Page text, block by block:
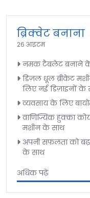
ब्रिक्वेट बनाना
26 आइटम
नमक टैबलेट बनाने के
डिज़ल धूल ब्रीकेट
लिए नई डिज़ाइनों के
व्यवसाय के लिए
वाणिज्यिक हुक्का
मशीन के साथ
अपनी सफलता को
के साथ
अधिक पढ़ें